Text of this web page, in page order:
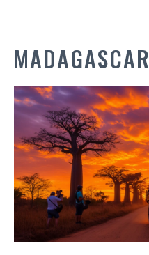
MADAGASCAR